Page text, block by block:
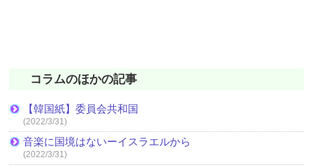
コラムのほかの記事
【韓国紙】委員会共和国
(2022/3/31)
音楽に国境はないーイスラエルから
(2022/3/31)